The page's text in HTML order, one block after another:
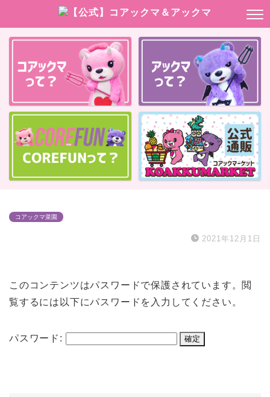
コアックマ菜園
2021年12月1日
このコンテンツはパスワードで保護されています。閲
覧するには以下にパスワードを入力してください。
パスワード: